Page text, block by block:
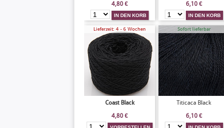
4,80 €
6,10 €
Lieferzeit: 4 - 6 Wochen
Coast Black
4,80 €
Sofort lieferbar
Titicaca Black
6,10 €